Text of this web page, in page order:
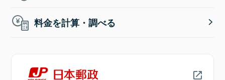
料金を計算・調べる